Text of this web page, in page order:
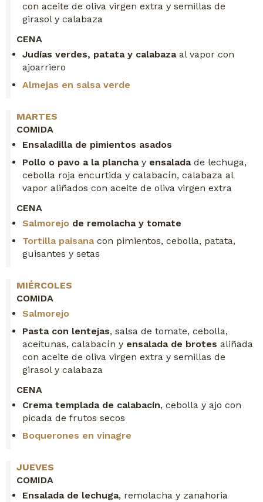
con aceite de oliva virgen extra y semillas de
girasol y calabaza
CENA
Judías verdes, patata y calabazaal vapor con
ajoarriero
Almejas en salsa verde
MARTES
COMIDA
Ensaladilla de pimientos asados
Pollo o pavo a la planchay ensaladade lechuga,
cebolla roja encurtida y calabacín, calabaza al
vapor aliñados con aceite de oliva virgen extra
CENA
Salmorejo de remolacha y tomate
Tortilla paisana con pimientos, cebolla, patata,
guisantes y setas
MIÉRCOLES
COMIDA
Salmorejo
Pasta con lentejas, salsa de tomate, cebolla,
aceitunas, calabacín y ensalada de brotes aliñada
con aceite de oliva virgen extra y semillas de
girasol y calabaza
CENA
Crema templada de calabacín, cebolla y ajo con
picada de frutos secos
Boquerones en vinagre
JUEVES
COMIDA
Ensalada de lechuga, remolacha y zanahoria